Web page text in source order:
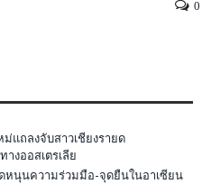
0
ม่แถลงจับสาวเชียงรายด
งออสเตรเลีย
หนุนความร่วมมือ-จุดยืนในอาเซียน